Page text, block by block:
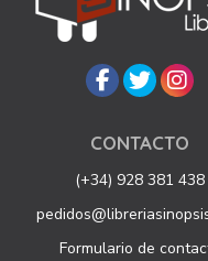
CONTACTO
(+34) 928 381 438
Formulario de